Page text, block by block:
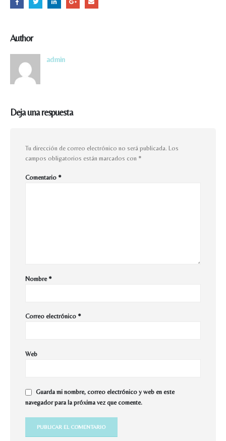
Author
admin
Deja una respuesta
Tu dirección de correo electrónico no será publicada. Los
campos obligatorios están marcados con *
Comentario *
Nombre *
Correo electrónico *
Web
Guarda mi nombre, correo electrónico y web en este
navegador para la próxima vez que comente.